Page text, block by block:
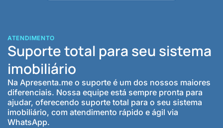
ATENDIMENTO
Suporte total para seu sistema
imobiliário
Na Apresenta.me o suporte é um dos nossos maiores
diferenciais. Nossa equipe está sempre pronta para
ajudar, oferecendo suporte total para o seu sistema
imobiliário, com atendimento rápido e ágil via
WhatsApp.